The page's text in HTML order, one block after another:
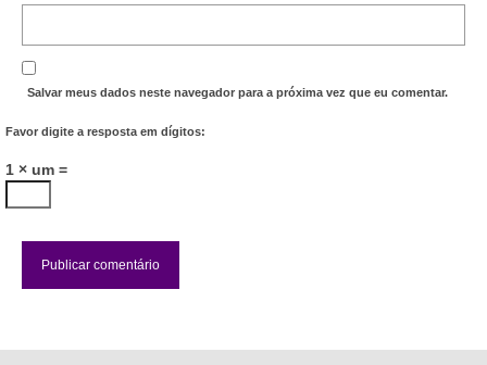
PESQUISA 6×1
Salvar meus dados neste navegador para a próxima vez que eu comentar.
Favor digite a resposta em dígitos:
1 × um =